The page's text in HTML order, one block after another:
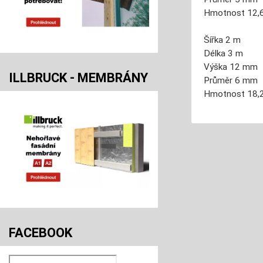
Hmotnost
Šířka 2 m
Délka 3 m
Výška 12 mm
Průměr6 mm
Hmotnost
ILLBRUCK - MEMBRÁNY
FACEBOOK